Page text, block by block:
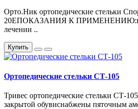
Орто.Ник ортопедические стельки
20ЕПОКАЗАНИЯ К
лечении ..
Купить
Ортопедические стельки СТ-105
Тривес ортопедические стельки СТ-
закрытой обувиснабжены пяточным